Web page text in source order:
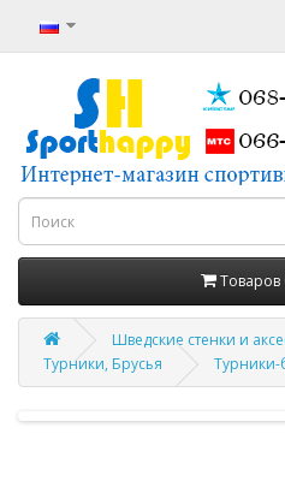
Товаров
Шведские стенки и
Турники, Брусья
Турники-